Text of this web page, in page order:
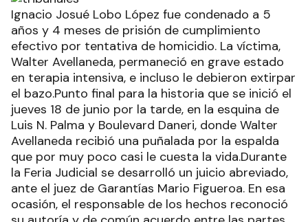
Ignacio Josué Lobo López fue condenado a 5
años y 4 meses de prisión de cumplimiento
efectivo por tentativa de homicidio. La víctima,
Walter Avellaneda, permaneció en grave estado
en terapia intensiva, e incluso le debieron extirpar
el bazo.Punto final para la historia que se inició el
jueves 18 de junio por la tarde, en la esquina de
Luis N. Palma y Boulevard Daneri, donde Walter
Avellaneda recibió una puñalada por la espalda
que por muy poco casi le cuesta la vida.Durante
la Feria Judicial se desarrolló un juicio abreviado,
ante el juez de Garantías Mario Figueroa. En esa
ocasión, el responsable de los hechos reconoció